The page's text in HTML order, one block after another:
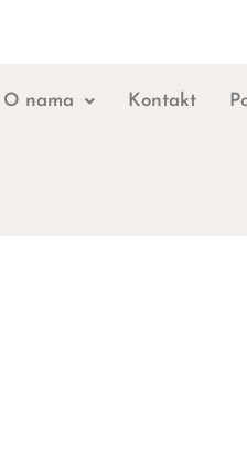
O nama Kontakt